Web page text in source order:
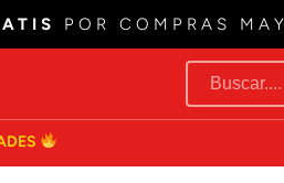
POR COMPRAS